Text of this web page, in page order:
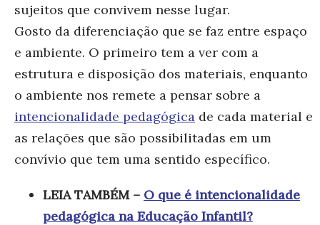
sujeitos que convivem nesse lugar.
Gosto da diferenciação que se faz entre espaço
e ambiente. O primeiro tem a ver com a
estrutura e disposição dos materiais, enquanto
o ambiente nos remete a pensar sobre a
intencionalidade pedagógica de cada material e
as relações que são possibilitadas em um
convívio que tem uma sentido específico.
LEIA TAMBÉM – O que é intencionalidade
pedagógica na Educação Infantil?